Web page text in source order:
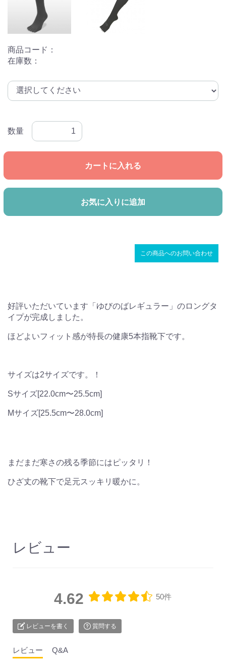
商品コード：
在庫数：
数量
カートに入れる
お気に入りに追加
この商品へのお問い合わせ
好評いただいています「ゆびのばレギュラー」のロングタ
イプが完成しました。
ほどよいフィット感が特長の健康5本指靴下です。
サイズは2サイズです。！
Sサイズ[22.0cm〜25.5cm]
Mサイズ[25.5cm〜28.0cm]
まだまだ寒さの残る季節にはピッタリ！
ひざ丈の靴下で足元スッキリ暖かに。
レビュー
4.62 50件
レビューを書く 質問する
レビュー Q&A